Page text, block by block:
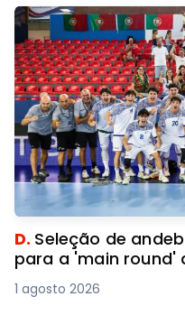
D. Seleção de
para a 'main round'
1 agosto 2026